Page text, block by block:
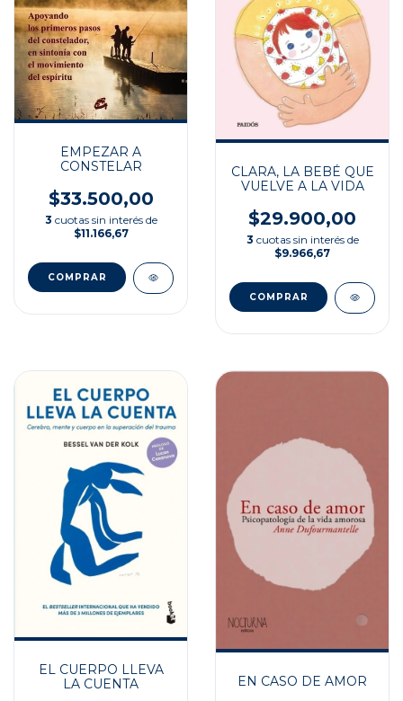
EMPEZAR A
CONSTELAR
$33.500,00
3 cuotas sin interés de
$11.166,67
CLARA, LA BEBÉ QUE
VUELVE A LA VIDA
$29.900,00
3 cuotas sin interés de
$9.966,67
EL CUERPO LLEVA
LA CUENTA
EN CASO DE AMOR